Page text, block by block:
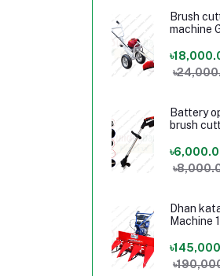
Brush
machine
machine
Battery
brush
in
Dhan
Machine
machine।
Pwoer